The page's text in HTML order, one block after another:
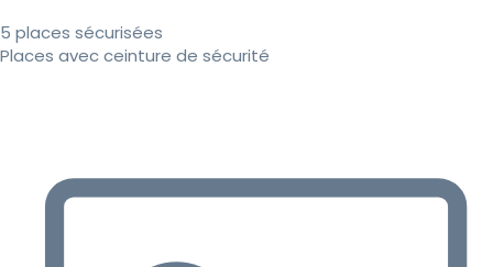
5 places sécurisées
Places avec ceinture de sécurité